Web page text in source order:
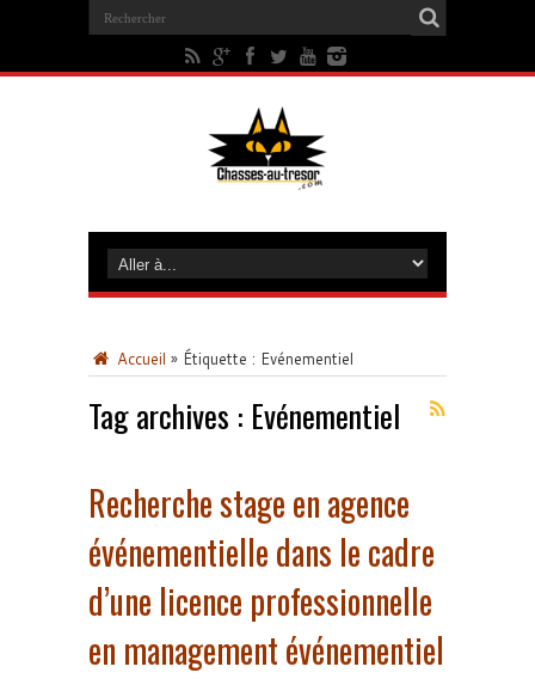
Accueil » Étiquette : Evénementiel
Tag archives : Evénementiel
Recherche stage en agence
événementielle dans le cadre
d’une licence professionnelle
en management événementiel